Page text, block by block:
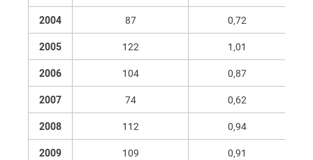
2004
87
0,72
2005
122
1,01
2006
104
0,87
2007
74
0,62
2008
112
0,94
2009
109
0,91